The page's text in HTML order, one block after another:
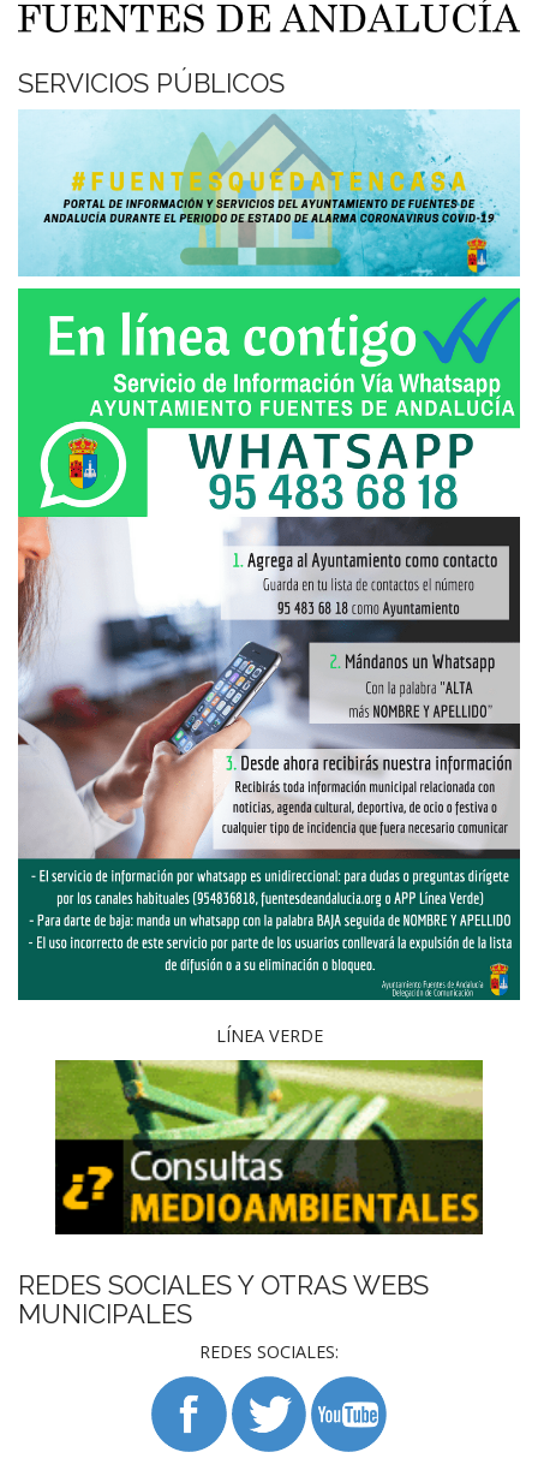
SERVICIOS PÚBLICOS
LÍNEA VERDE
REDES SOCIALES Y OTRAS WEBS
MUNICIPALES
REDES SOCIALES: